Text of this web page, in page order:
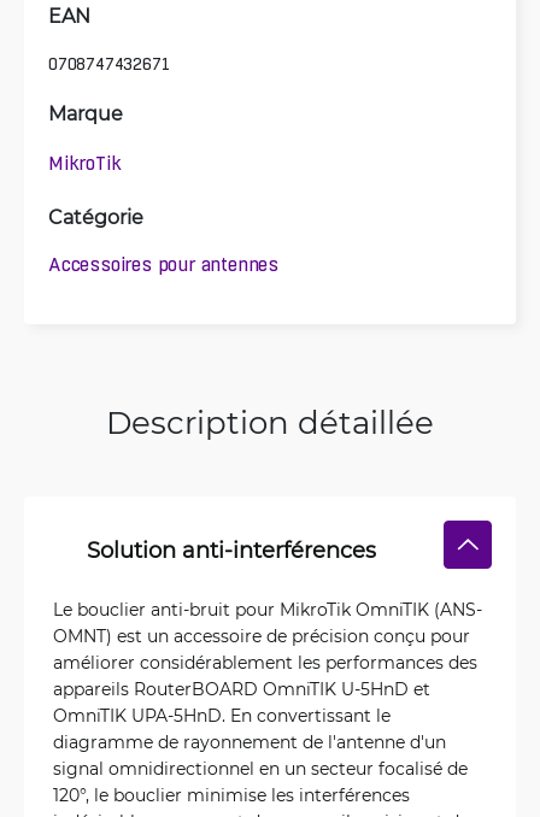
EAN
0708747432671
Marque
MikroTik
Catégorie
Accessoires pour antennes
Description détaillée
Solution anti-interférences
Le bouclier anti-bruit pour MikroTik OmniTIK (ANS-
OMNT) est un accessoire de précision conçu pour
améliorer considérablement les performances des
appareils RouterBOARD OmniTIK U-5HnD et
OmniTIK UPA-5HnD. En convertissant le
diagramme de rayonnement de l'antenne d'un
signal omnidirectionnel en un secteur focalisé de
120°, le bouclier minimise les interférences